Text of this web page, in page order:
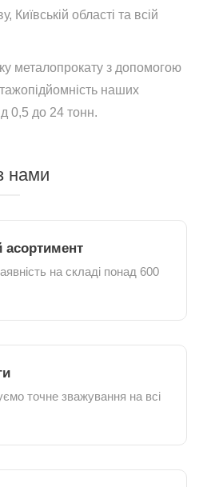
Київській області та всій
металопрокату з допомогою
наших
0,5 до 24 тонн.
нами
на складі понад 600
точне зважування на всі